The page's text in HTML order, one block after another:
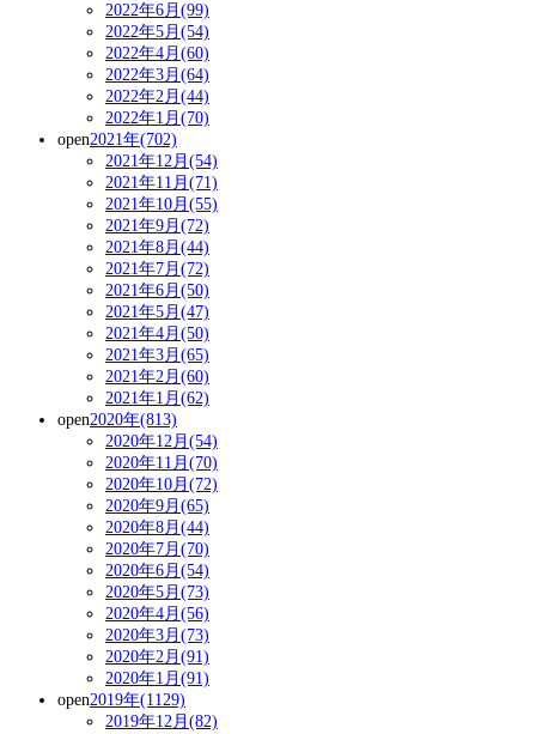
2022年6月(99)
2022年5月(54)
2022年4月(60)
2022年3月(64)
2022年2月(44)
2022年1月(70)
open2021年(702)
2021年12月(54)
2021年11月(71)
2021年10月(55)
2021年9月(72)
2021年8月(44)
2021年7月(72)
2021年6月(50)
2021年5月(47)
2021年4月(50)
2021年3月(65)
2021年2月(60)
2021年1月(62)
open2020年(813)
2020年12月(54)
2020年11月(70)
2020年10月(72)
2020年9月(65)
2020年8月(44)
2020年7月(70)
2020年6月(54)
2020年5月(73)
2020年4月(56)
2020年3月(73)
2020年2月(91)
2020年1月(91)
open2019年(1129)
2019年12月(82)